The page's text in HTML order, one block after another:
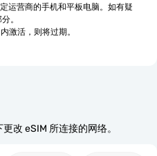
运营商的手机和平板电脑。如有疑
。
激活，则将过期。
改 eSIM 所连接的网络。